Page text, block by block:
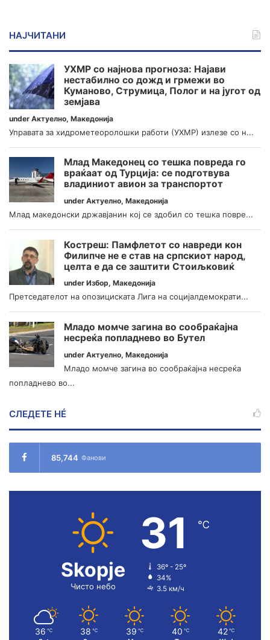
НАЈЧИТАНИ
УХМР со најнова прогноза: Најави
нестабилно со дожд и грмежи во
Куманово, Струмица, Полог и на југот од
земјава
under Актуелно, Македонија
Управата за хидрометеоролошки работи (УХМР) излезе со н...
Млад Македонец со тешка повреда го
враќаат од Турција: се подготвува
владиниот авион за транспортот
under Актуелно, Македонија
Млад македонски државјанин кој се здобил со тешка повре...
Костреш: Памфлетот со навреди кон
Филипче не е став на српскиот народ,
целта е да се заштити Стоиљковиќ
under Избор, Македонија
Претседателот на опозициската Лига на социјалдемократи...
Младо момче загина во сообраќајна
несреќа попладнево во Бутел
under Актуелно, Македонија
Младо момче загина во сообраќајна несреќа
попладнево во...
СЛЕДЕТЕ НÉ
85,744 Фанови
Skopje
Чисто небо
31 ℃
36º - 25º
34%
3.5 км/ч
36 ℃ 38 ℃ 39 ℃ 40 ℃ 42 ℃